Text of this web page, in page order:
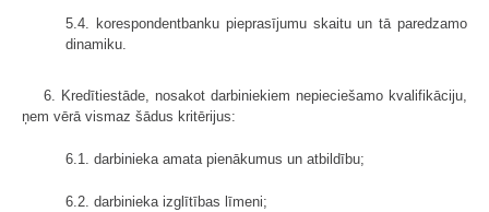
5.4. korespondentbanku pieprasījumu skaitu un tā paredzamo
dinamiku.
6. Kredītiestāde, nosakot darbiniekiem nepieciešamo kvalifikāciju,
ņem vērā vismaz šādus kritērijus:
6.1. darbinieka amata pienākumus un atbildību;
6.2. darbinieka izglītības līmeni;